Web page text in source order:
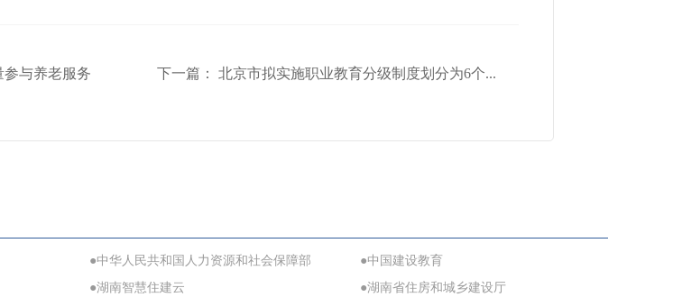
参与养老服务 下一篇： 北京市拟实施职业教育分级制度划分为6个...
●中华人民共和国人力资源和社会保障部
●中国建设教育
●湖南智慧住建云 ●湖南省住房和城乡建设厅